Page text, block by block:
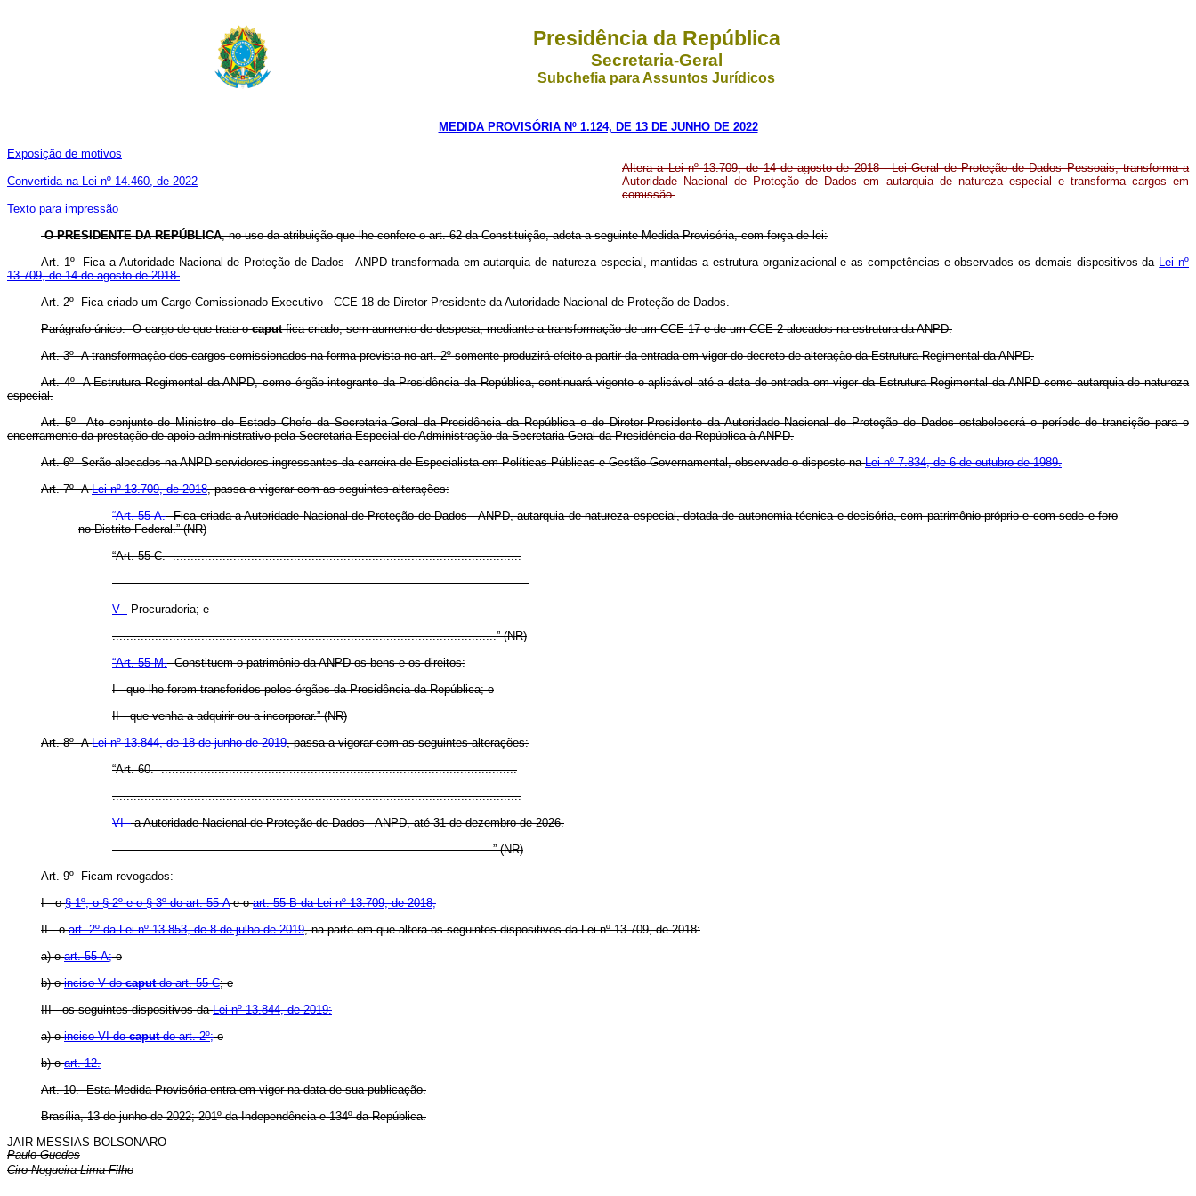
Presidência da República
Secretaria-Geral
Subchefia para Assuntos Jurídicos
MEDIDA PROVISÓRIA Nº 1.124, DE 13 DE JUNHO DE 2022
Exposição de motivos
Convertida na Lei nº 14.460, de 2022
Texto para impressão
Altera a Lei nº 13.709, de 14 de agosto de 2018 - Lei Geral de Proteção de Dados Pessoais, transforma a
Autoridade Nacional de Proteção de Dados em autarquia de natureza especial e transforma cargos em
comissão.
O PRESIDENTE DA REPÚBLICA, no uso da atribuição que lhe confere o art. 62 da Constituição, adota a seguinte Medida Provisória, com força de lei:
Art. 1º Fica a Autoridade Nacional de Proteção de Dados - ANPD transformada em autarquia de natureza especial, mantidas a estrutura organizacional e as competências e observados os demais dispositivos daLei nº
13.709, de 14 de agosto de 2018.
Art. 2º Fica criado um Cargo Comissionado Executivo - CCE-18 de Diretor-Presidente da Autoridade Nacional de Proteção de Dados.
Parágrafo único. O cargo de que trata ocaputfica criado, sem aumento de despesa, mediante a transformação de um CCE-17 e de um CCE-2 alocados na estrutura da ANPD.
Art. 3º A transformação dos cargos comissionados na forma prevista no art. 2º somente produzirá efeito a partir da entrada em vigor do decreto de alteração da Estrutura Regimental da ANPD.
Art. 4º A Estrutura Regimental da ANPD, como órgão integrante da Presidência da República, continuará vigente e aplicável até a data de entrada em vigor da Estrutura Regimental da ANPD como autarquia de natureza
especial.
Art. 5º Ato conjunto do Ministro de Estado Chefe da Secretaria-Geral da Presidência da República e do Diretor-Presidente da Autoridade Nacional de Proteção de Dados estabelecerá o período de transição para o
encerramento da prestação de apoio administrativo pela Secretaria Especial de Administração da Secretaria-Geral da Presidência da República à ANPD.
Art. 6º Serão alocados na ANPD servidores ingressantes da carreira de Especialista em Políticas Públicas e Gestão Governamental, observado o disposto naLei nº 7.834, de 6 de outubro de 1989.
Art. 7º ALei nº 13.709, de 2018, passa a vigorar com as seguintes alterações:
“Art. 55-A.Fica criada a Autoridade Nacional de Proteção de Dados - ANPD, autarquia de natureza especial, dotada de autonomia técnica e decisória, com patrimônio próprio e com sede e foro
no Distrito Federal.” (NR)
“Art. 55-C. ..................................................................................................
.....................................................................................................................
V -Procuradoria; e
............................................................................................................” (NR)
“Art. 55-M.Constituem o patrimônio da ANPD os bens e os direitos:
I - que lhe forem transferidos pelos órgãos da Presidência da República; e
II - que venha a adquirir ou a incorporar.” (NR)
Art. 8º ALei nº 13.844, de 18 de junho de 2019, passa a vigorar com as seguintes alterações:
“Art. 60. ....................................................................................................
...................................................................................................................
VI -a Autoridade Nacional de Proteção de Dados - ANPD, até 31 de dezembro de 2026.
...........................................................................................................” (NR)
Art. 9º Ficam revogados:
I - o§ 1º, o § 2º e o § 3º do art. 55-Ae oart. 55-B da Lei nº 13.709, de 2018;
II - oart. 2º da Lei nº 13.853, de 8 de julho de 2019, na parte em que altera os seguintes dispositivos da Lei nº 13.709, de 2018:
a) oart. 55-A;e
b) oinciso V docaputdo art. 55-C; e
III - os seguintes dispositivos daLei nº 13.844, de 2019:
a) oinciso VI docaputdo art. 2º;e
b) oart. 12.
Art. 10. Esta Medida Provisória entra em vigor na data de sua publicação.
Brasília, 13 de junho de 2022; 201º da Independência e 134º da República.
JAIR MESSIAS BOLSONARO
Paulo Guedes
Ciro Nogueira Lima Filho